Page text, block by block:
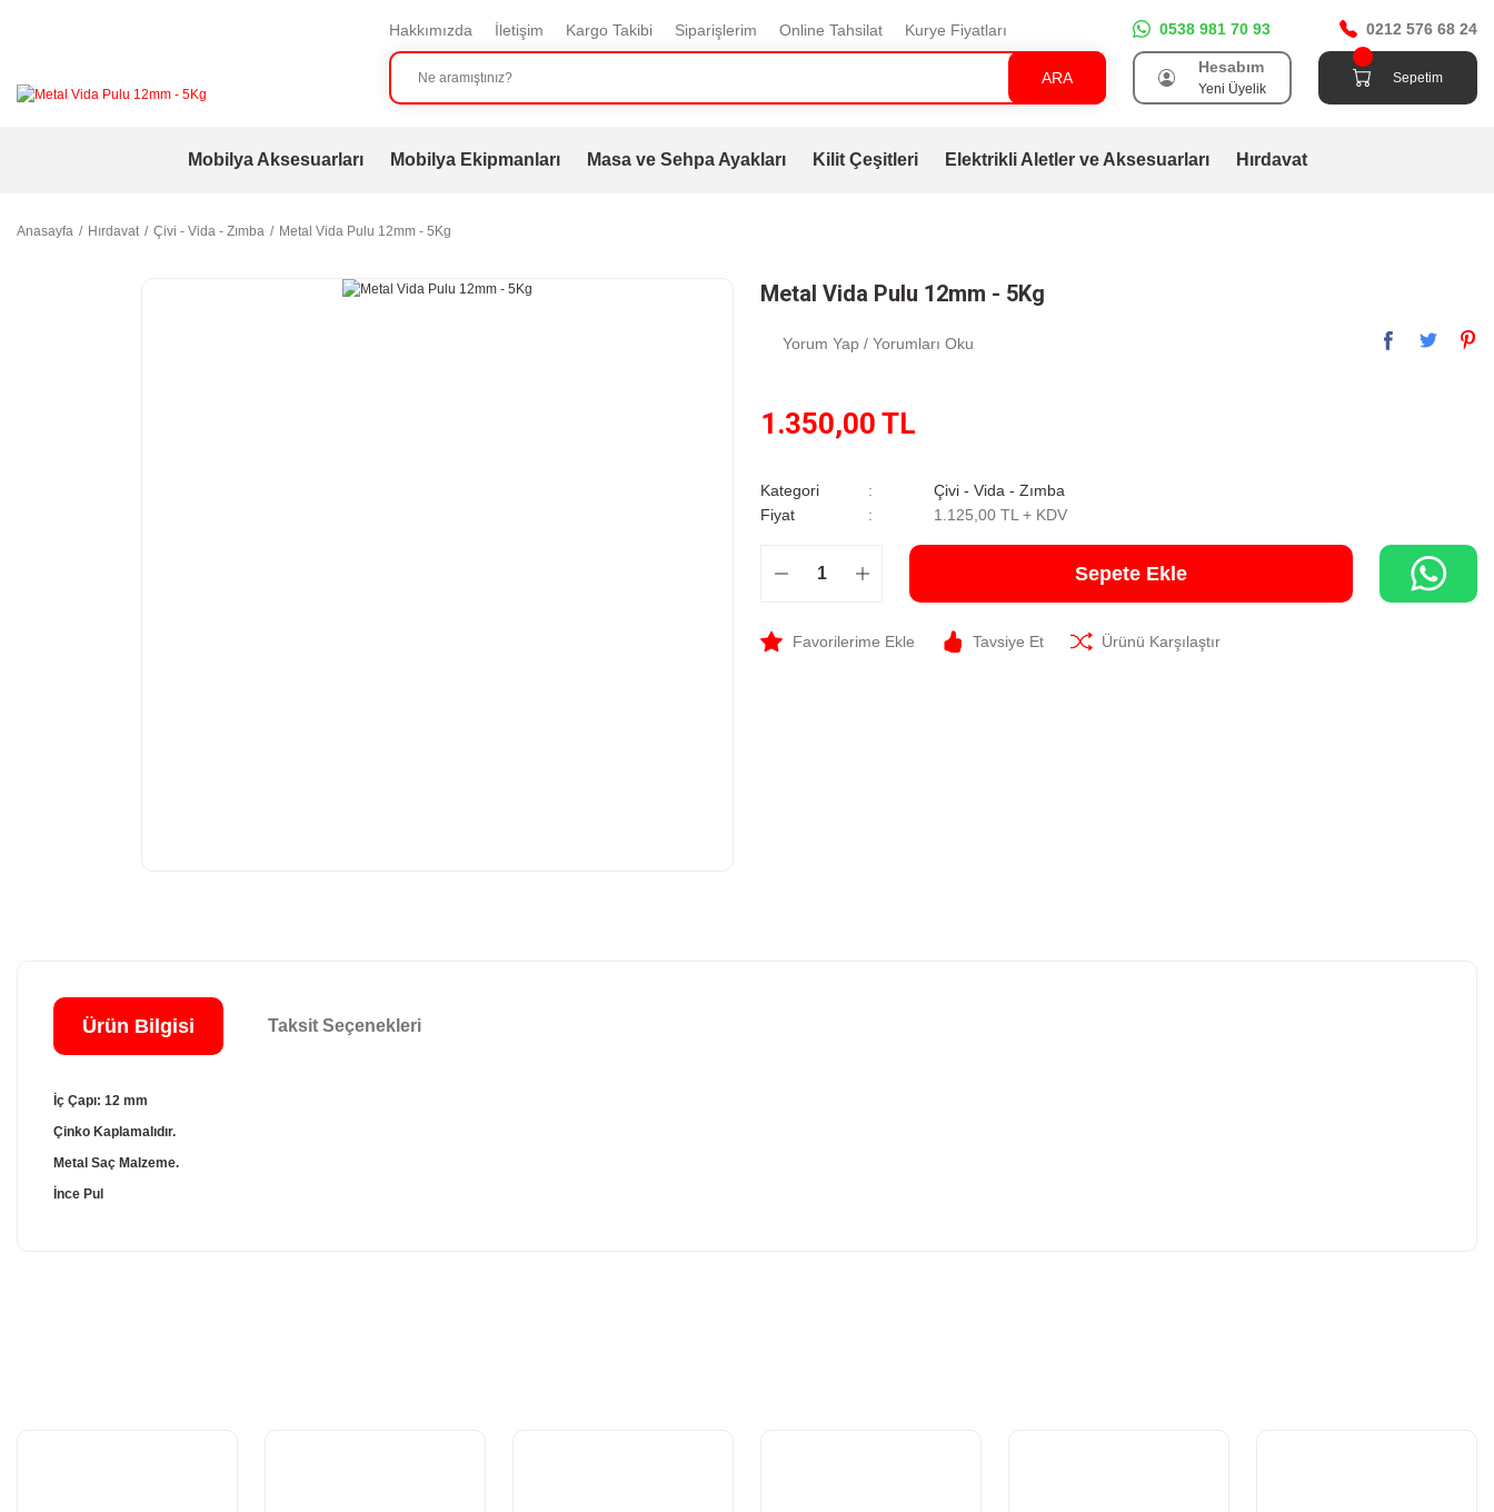
Hakkımızda İletişim Kargo Takibi Siparişlerim Online Tahsilat Kurye Fiyatları
ARA
0538 981 70 93 0212 576 68 24
Hesabım
Yeni Üyelik
Sepetim
Mobilya Aksesuarları Mobilya Ekipmanları Masa ve Sehpa Ayakları Kilit Çeşitleri Elektrikli Aletler ve Aksesuarları Hırdavat
Anasayfa Hırdavat Çivi - Vida - Zımba Metal Vida Pulu 12mm - 5Kg
Metal Vida Pulu 12mm - 5Kg
Yorum Yap / Yorumları Oku
1.350,00 TL
Kategori
Çivi - Vida - Zımba
Fiyat
1.125,00 TL + KDV
Sepete Ekle
Tavsiye Et Ürünü Karşılaştır
Ürün Bilgisi Taksit Seçenekleri
İç Çapı: 12 mm
Çinko Kaplamalıdır.
Metal Saç Malzeme.
İnce Pul